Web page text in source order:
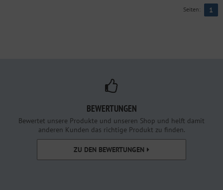
Seiten: 1
BEWERTUNGEN
Bewertet unsere Produkte und unseren Shop und helft damit
anderen Kunden das richtige Produkt zu finden.
ZU DEN BEWERTUNGEN